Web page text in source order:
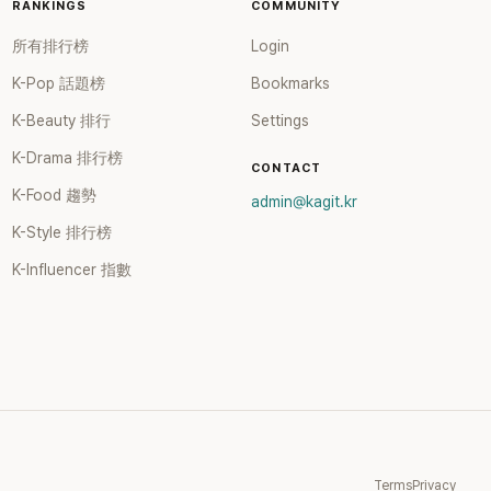
RANKINGS
所有排行榜
K-Pop 話題榜
K-Beauty 排行
K-Drama 排行榜
K-Food 趨勢
K-Style 排行榜
K-Influencer 指數
COMMUNITY
Login
Bookmarks
Settings
CONTACT
admin@kagit.kr
TermsPrivacy